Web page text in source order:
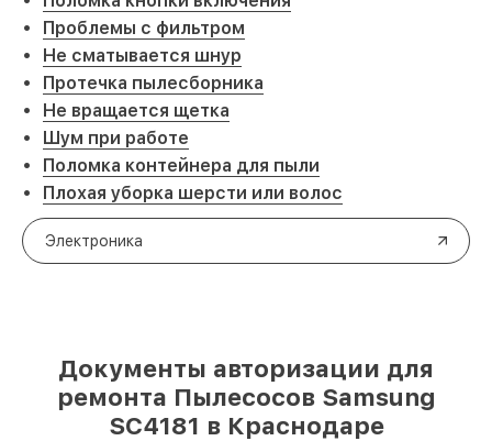
Проблемы с фильтром
Не сматывается шнур
Протечка пылесборника
Не вращается щетка
Шум при работе
Поломка контейнера для пыли
Плохая уборка шерсти или волос
Электроника
Документы авторизации для
ремонта Пылесосов Samsung
SC4181 в Краснодаре